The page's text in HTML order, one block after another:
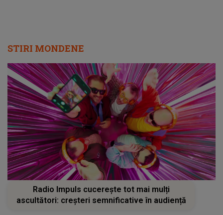
STIRI MONDENE
Radio Impuls cucerește tot mai mulți
ascultători: creșteri semnificative în audiență